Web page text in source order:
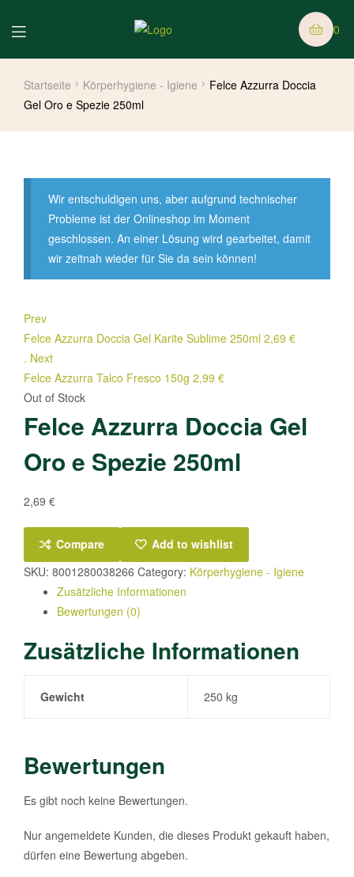
0
Startseite Körperhygiene - Igiene
Felce Azzurra Doccia
Gel Oro e Spezie 250ml
Wir entschuldigen uns, aber aufgrund technischer
Probleme ist der Onlineshop im Moment
geschlossen. An einer Lösung wird gearbeitet, damit
wir zeitnah wieder für Sie da sein können!
Prev
Felce Azzurra Doccia Gel Karite Sublime 250ml 2,69 €
. Next
Felce Azzurra Talco Fresco 150g 2,99 €
Out of Stock
Felce Azzurra Doccia Gel
Oro e Spezie 250ml
2,69 €
Compare
Add to wishlist
SKU: 8001280038266 Category: Körperhygiene - Igiene
Zusätzliche Informationen
Bewertungen (0)
Zusätzliche Informationen
Gewicht 250 kg
Bewertungen
Es gibt noch keine Bewertungen.
Nur angemeldete Kunden, die dieses Produkt gekauft haben,
dürfen eine Bewertung abgeben.